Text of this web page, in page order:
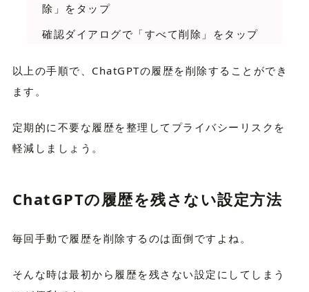
除」をタップ
確認ダイアログで「すべて削除」をタップ
以上の手順で、ChatGPTの履歴を削除することができ
ます。
定期的に不要な履歴を整理してプライバシーリスクを
軽減しましょう。
ChatGPTの履歴を残さない設定方法
毎回手動で履歴を削除するのは面倒ですよね。
そんな時は最初から履歴を残さない設定にしてしまう